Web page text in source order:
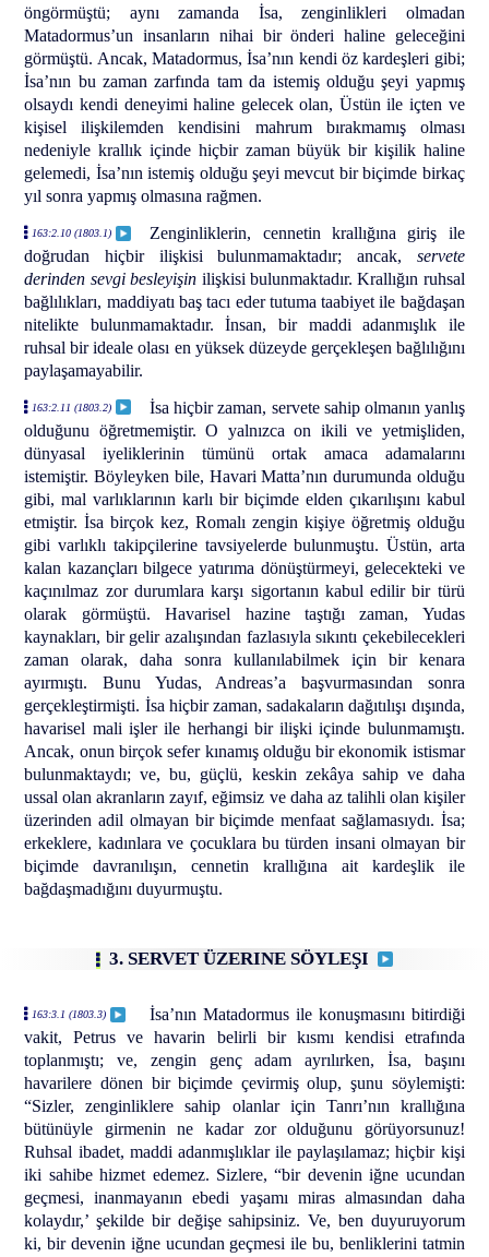
öngörmüştü; aynı zamanda İsa, zenginlikleri olmadan
Matadormus’un insanların nihai bir önderi haline geleceğini
görmüştü. Ancak, Matadormus, İsa’nın kendi öz kardeşleri gibi;
İsa’nın bu zaman zarfında tam da istemiş olduğu şeyi yapmış
olsaydı kendi deneyimi haline gelecek olan, Üstün ile içten ve
kişisel ilişkilemden kendisini mahrum bırakmamış olması
nedeniyle krallık içinde hiçbir zaman büyük bir kişilik haline
gelemedi, İsa’nın istemiş olduğu şeyi mevcut bir biçimde birkaç
yıl sonra yapmış olmasına rağmen.
163:2.10 (1803.1)
Zenginliklerin, cennetin krallığına giriş ile
doğrudan hiçbir ilişkisi bulunmamaktadır; ancak, servete
derinden sevgi besleyişin ilişkisi bulunmaktadır. Krallığın ruhsal
bağlılıkları, maddiyatı baş tacı eder tutuma taabiyet ile bağdaşan
nitelikte bulunmamaktadır. İnsan, bir maddi adanmışlık ile
ruhsal bir ideale olası en yüksek düzeyde gerçekleşen bağlılığını
paylaşamayabilir.
163:2.11 (1803.2)
İsa hiçbir zaman, servete sahip olmanın yanlış
olduğunu öğretmemiştir. O yalnızca on ikili ve yetmişliden,
dünyasal iyeliklerinin tümünü ortak amaca adamalarını
istemiştir. Böyleyken bile, Havari Matta’nın durumunda olduğu
gibi, mal varlıklarının karlı bir biçimde elden çıkarılışını kabul
etmiştir. İsa birçok kez, Romalı zengin kişiye öğretmiş olduğu
gibi varlıklı takipçilerine tavsiyelerde bulunmuştu. Üstün, arta
kalan kazançları bilgece yatırıma dönüştürmeyi, gelecekteki ve
kaçınılmaz zor durumlara karşı sigortanın kabul edilir bir türü
olarak görmüştü. Havarisel hazine taştığı zaman, Yudas
kaynakları, bir gelir azalışından fazlasıyla sıkıntı çekebilecekleri
zaman olarak, daha sonra kullanılabilmek için bir kenara
ayırmıştı. Bunu Yudas, Andreas’a başvurmasından sonra
gerçekleştirmişti. İsa hiçbir zaman, sadakaların dağıtılışı dışında,
havarisel mali işler ile herhangi bir ilişki içinde bulunmamıştı.
Ancak, onun birçok sefer kınamış olduğu bir ekonomik istismar
bulunmaktaydı; ve, bu, güçlü, keskin zekâya sahip ve daha
ussal olan akranların zayıf, eğimsiz ve daha az talihli olan kişiler
üzerinden adil olmayan bir biçimde menfaat sağlamasıydı. İsa;
erkeklere, kadınlara ve çocuklara bu türden insani olmayan bir
biçimde davranılışın, cennetin krallığına ait kardeşlik ile
bağdaşmadığını duyurmuştu.
3. SERVET ÜZERINE SÖYLEŞI
163:3.1 (1803.3)
İsa’nın Matadormus ile konuşmasını bitirdiği
vakit, Petrus ve havarin belirli bir kısmı kendisi etrafında
toplanmıştı; ve, zengin genç adam ayrılırken, İsa, başını
havarilere dönen bir biçimde çevirmiş olup, şunu söylemişti:
“Sizler, zenginliklere sahip olanlar için Tanrı’nın krallığına
bütünüyle girmenin ne kadar zor olduğunu görüyorsunuz!
Ruhsal ibadet, maddi adanmışlıklar ile paylaşılamaz; hiçbir kişi
iki sahibe hizmet edemez. Sizlere, “bir devenin iğne ucundan
geçmesi, inanmayanın ebedi yaşamı miras almasından daha
kolaydır,’ şekilde bir değişe sahipsiniz. Ve, ben duyuruyorum
ki, bir devenin iğne ucundan geçmesi ile bu, benliklerini tatmin